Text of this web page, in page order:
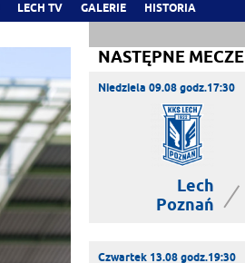
LECH TV GALERIE HISTORIA
NASTĘPNE MECZE
Niedziela 09.08 godz.17:30
Lech
Poznań
|
Czwartek 13.08 godz.19:30